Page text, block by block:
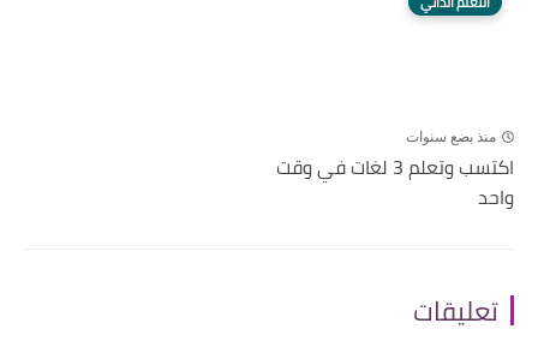
منذ بضع سنوات
اكتسب وتعلم 3 لغات في وقت
واحد
تعليقات